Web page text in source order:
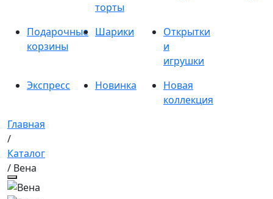
торты
Подарочные
корзины
Шарики
Открытки
и
игрушки
Экспресс
Новинка
Новая
коллекция
Главная
/
Каталог
/ Вена